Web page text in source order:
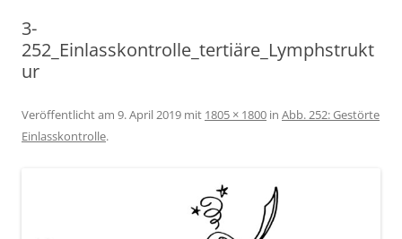
3-
252_Einlasskontrolle_tertiäre_Lymphstrukt
ur
Veröffentlicht am 9. April 2019 mit 1805 × 1800 in Abb. 252: Gestörte
Einlasskontrolle.